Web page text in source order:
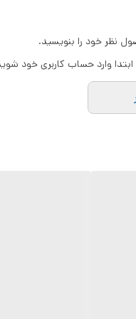
از طول ابتدایی 160 میلی متر تا میزان 775
نظر خود را بنویسید.
ابتدا وارد حساب کاربری خود